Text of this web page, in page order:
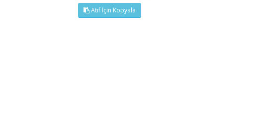
Atıf İçin Kopyala